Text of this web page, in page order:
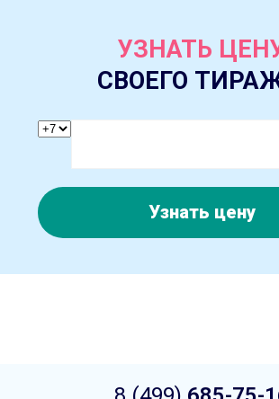
УЗНАТЬ
СВОЕГО
Узнать цену